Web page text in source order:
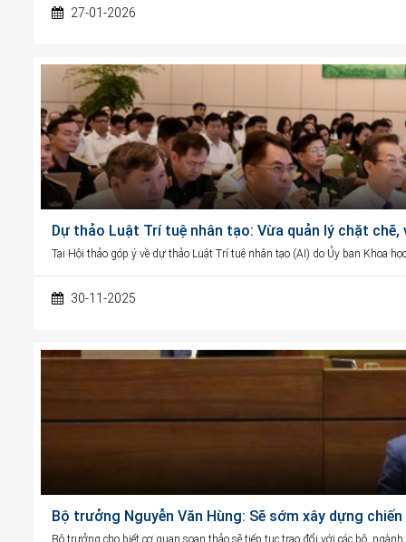
27-01-2026
Dự thảo Luật Trí tuệ nhân tạo: Vừa quản lý chặt
Tại Hội thảo góp ý về dự thảo Luật Trí tuệ nhân tạo (AI) do Ủy ban Khoa
30-11-2025
Bộ trưởng Nguyễn Văn Hùng: Sẽ sớm xây dựng
Bộ trưởng cho biết cơ quan soạn thảo sẽ tiếp tục trao đổi với các bộ,